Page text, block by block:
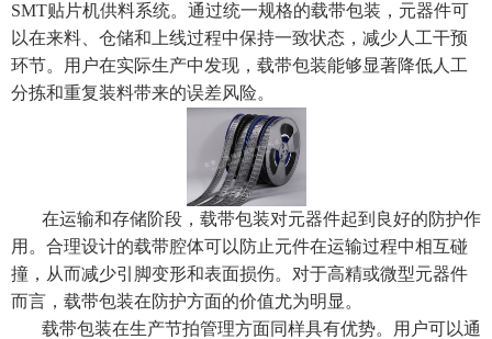
SMT贴片机供料系统。通过统一规格的载带包装，元器件可
以在来料、仓储和上线过程中保持一致状态，减少人工干预
环节。用户在实际生产中发现，载带包装能够显著降低人工
分拣和重复装料带来的误差风险。
在运输和存储阶段，载带包装对元器件起到良好的防护作
用。合理设计的载带腔体可以防止元件在运输过程中相互碰
撞，从而减少引脚变形和表面损伤。对于高精或微型元器件
而言，载带包装在防护方面的价值尤为明显。
载带包装在生产节拍管理方面同样具有优势。用户可以通